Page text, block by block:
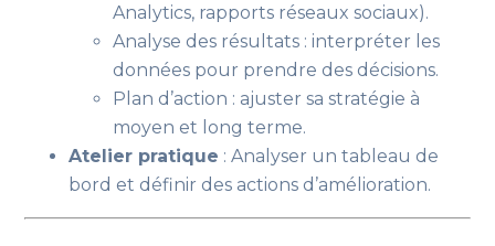
Analytics, rapports réseaux sociaux).
Analyse des résultats : interpréter les
données pour prendre des décisions.
Plan d’action : ajuster sa stratégie à
moyen et long terme.
Atelier pratique : Analyser un tableau de
bord et définir des actions d’amélioration.